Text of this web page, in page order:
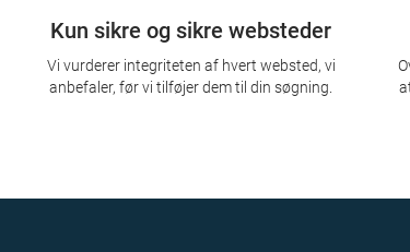
Kun sikre og sikre websteder
Vi vurderer integriteten af ​​hvert websted, vi
anbefaler, før vi tilføjer dem til din søgning.